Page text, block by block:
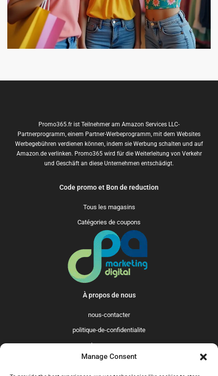
Manage Consent
Promo365.fr ist Teilnehmer am Amazon Services LLC-
Partnerprogramm, einem Partner-Werbeprogramm, mit dem Websites
Werbegebühren verdienen können, indem sie Werbung schalten und auf
Amazon.de verlinken. Promo365 wird für die Weiterleitung von Verkehr
und Geschäft an diese Unternehmen entschädigt.
Code promo et Bon de reduction
Tous les magasins
Catégories de coupons
À propos de nous
nous-contacter
politique-de-confidentialite
qui-sommes-nous